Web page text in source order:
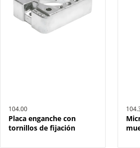
104.00
Placa enganche con
tornillos de fijación